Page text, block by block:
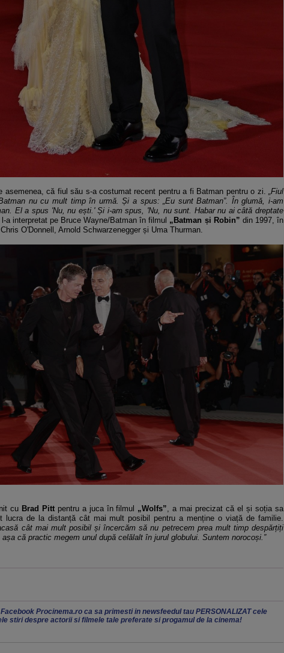
asemenea, că fiul său s-a costumat recent pentru a fi Batman pentru o zi.
„Fiul
nu cu mult timp în urmă. Și a spus: „Eu sunt Batman”. În glumă, i-am
El a spus 'Nu, nu ești.' Și i-am spus, 'Nu, nu sunt. Habar nu ai câtă dreptate
a interpretat pe Bruce Wayne/Batman în filmul „Batman și Robin” din 1997, în
O'Donnell, Arnold Schwarzenegger și Uma Thurman.
cu Brad Pitt pentru a juca în filmul „Wolfs” , a mai precizat că el și soția sa
lucra de la distanță cât mai mult posibil pentru a menține o viață de familie.
cât mai mult posibil și încercăm să nu petrecem prea mult timp despărțiți
că practic megem unul după celălalt în jurul globului. Suntem norocoși.”
Procinema.ro ca sa primesti in newsfeedul tau PERSONALIZAT cele
stiri despre actorii si filmele tale preferate si progamul de la cinema!